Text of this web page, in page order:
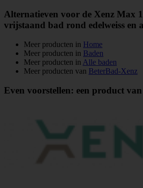
Alternatieven voor de Xenz Max
vrijstaand bad rond edelweiss en
Meer producten in Home
Meer producten in Baden
Meer producten in Alle baden
Meer producten van BeterBad-Xenz
Even voorstellen: een product